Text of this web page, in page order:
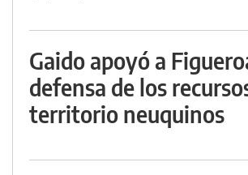
Gaido apoyó a
defensa de los
territorio neuquinos